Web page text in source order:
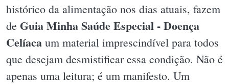
histórico da alimentação nos dias atuais, fazem
de Guia Minha Saúde Especial - Doença
Celíaca um material imprescindível para todos
que desejam desmistificar essa condição. Não é
apenas uma leitura; é um manifesto. Um